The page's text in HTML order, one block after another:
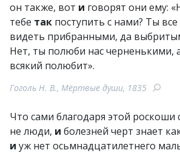
он также, вот и говорят они ему:
тебе так поступить с нами? Ты все
видеть прибранными, да
Нет, ты полюби нас черненькими,
всякий полюбит».
Гоголь Н. В., Мёртвые души, 1835
Что сами благодаря этой роскоши
не люди, и болезней черт знает
и уж нет осьмнадцатилетнего